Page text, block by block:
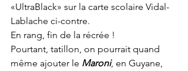
«UltraBlack» sur la carte scolaire Vidal-
Lablache ci-contre.
En rang, fin de la récrée !
Pourtant, tatillon, on pourrait quand
même ajouter le Maroni, en Guyane,